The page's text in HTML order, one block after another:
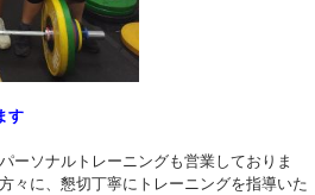
す
ーソナルトレーニングも営業しておりま
々に、懇切丁寧にトレーニングを指導いた